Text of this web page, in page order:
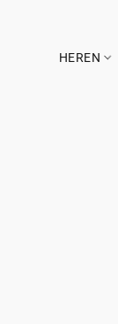
HEREN